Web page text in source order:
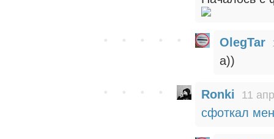
OlegTar
а))
Ronki 11
сфоткал